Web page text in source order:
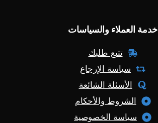
خدمة العملاء والسياسات
تتبع طلبك
سياسة الإرجاع
الأسئلة الشائعة
الشروط والأحكام
سياسة الخصوصية